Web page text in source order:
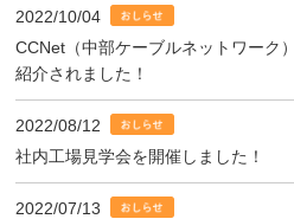
2022/10/04
CCNet（中部ケーブルネットワーク
紹介されました！
2022/08/12
社内工場見学会を開催しました！
2022/07/13